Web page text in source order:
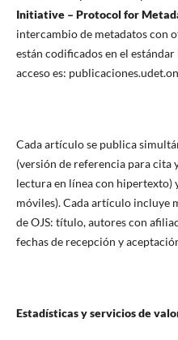
Initiative – Protocol for
intercambio de metadatos con
están codificados en el
acceso es:
Cada artículo se publica
(versión de referencia para cita
lectura en línea con hipertexto)
móviles). Cada artículo incluye
de OJS: título, autores con
fechas de recepción y
Estadísticas y servicios de